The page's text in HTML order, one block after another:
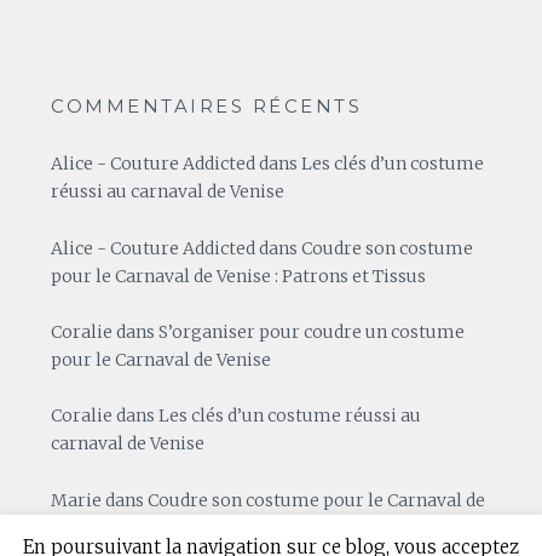
COMMENTAIRES RÉCENTS
Alice - Couture AddicteddansLes clés d’un costume
réussi au carnaval de Venise
Alice - Couture Addicted dansCoudre son costume
pour le Carnaval de Venise : Patrons et Tissus
Coralie dansS’organiser pour coudre un costume
pour le Carnaval de Venise
Coralie dansLes clés d’un costume réussi au
carnaval de Venise
Marie dansCoudre son costume pour le Carnaval de
En poursuivant la navigation sur ce blog, vous acceptez